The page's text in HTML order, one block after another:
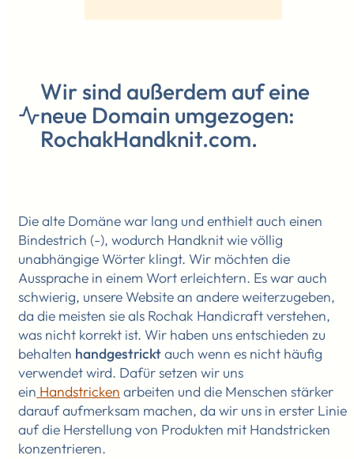
Wir sind außerdem auf eine
neue Domain umgezogen:
RochakHandknit.com.
Die alte Domäne war lang und enthielt auch einen
Bindestrich (-), wodurch Handknit wie völlig
unabhängige Wörter klingt. Wir möchten die
Aussprache in einem Wort erleichtern. Es war auch
schwierig, unsere Website an andere weiterzugeben,
da die meisten sie als Rochak Handicraft verstehen,
was nicht korrekt ist. Wir haben uns entschieden zu
behalten handgestricktauch wenn es nicht häufig
verwendet wird. Dafür setzen wir uns
ein Handstricken arbeiten und die Menschen stärker
darauf aufmerksam machen, da wir uns in erster Linie
auf die Herstellung von Produkten mit Handstricken
konzentrieren.